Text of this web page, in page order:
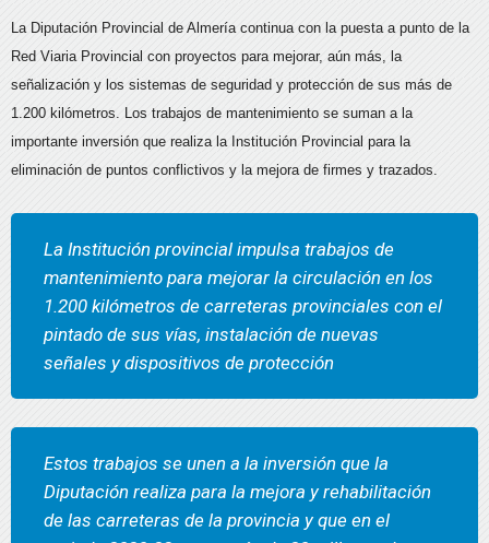
La Diputación Provincial de Almería continua con la puesta a punto de la
Red Viaria Provincial con proyectos para mejorar, aún más, la
señalización y los sistemas de seguridad y protección de sus más de
1.200 kilómetros. Los trabajos de mantenimiento se suman a la
importante inversión que realiza la Institución Provincial para la
eliminación de puntos conflictivos y la mejora de firmes y trazados.
La Institución provincial impulsa trabajos de
mantenimiento para mejorar la circulación en los
1.200 kilómetros de carreteras provinciales con el
pintado de sus vías, instalación de nuevas
señales y dispositivos de protección
Estos trabajos se unen a la inversión que la
Diputación realiza para la mejora y rehabilitación
de las carreteras de la provincia y que en el